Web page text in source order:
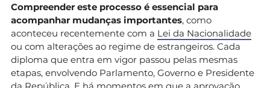
Compreender este processo é essencial para
acompanhar mudanças importantes, como
aconteceu recentemente com a Lei da Nacionalidade
ou com alterações ao regime de estrangeiros. Cada
diploma que entra em vigor passou pelas mesmas
etapas, envolvendo Parlamento, Governo e Presidente
da República. E há momentos em que a aprovação